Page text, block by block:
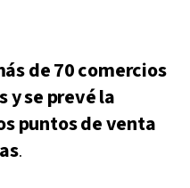
de 70 comercios
y se prevé la
puntos de venta
.